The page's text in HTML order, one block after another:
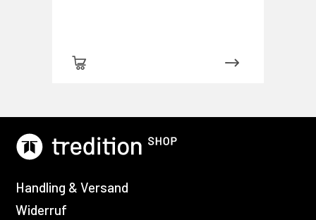
Handling & Versand
Widerruf